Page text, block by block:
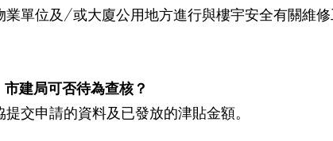
單位及/或大廈公用地方進行與樓宇安全有關維
建局可否待為查核？
交申請的資料及已發放的津貼金額。